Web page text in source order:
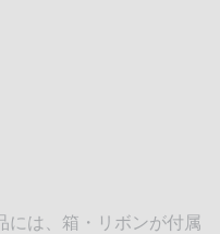
には、箱・リボンが付属